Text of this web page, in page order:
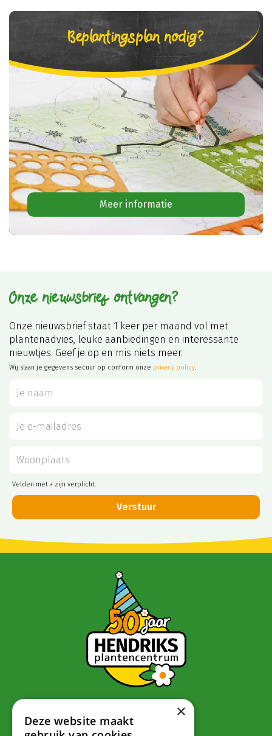
Beplantingsplan nodig?
Meer informatie
Onze nieuwsbrief ontvangen?
Onze nieuwsbrief staat 1 keer per maand vol met
plantenadvies, leuke aanbiedingen en interessante
nieuwtjes. Geef je op en mis niets meer.
Wij slaan je gegevens secuur op conform onze privacy policy.
Velden met * zijn verplicht.
×
Deze website maakt